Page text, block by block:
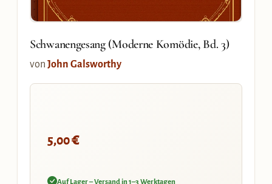
Schwanengesang (Moderne Komödie, Bd. 3)
von John Galsworthy
5,00€
Auf Lager – Versand in 1–3 Werktagen